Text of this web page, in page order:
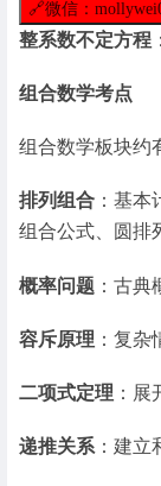
🔗微信：
整系数不定方程
组合数学考点
组合数学板块约
排列组合 ：基
组合公式、圆排
概率问题 ：古
容斥原理 ：复
二项式定理 ：
递推关系 ：建